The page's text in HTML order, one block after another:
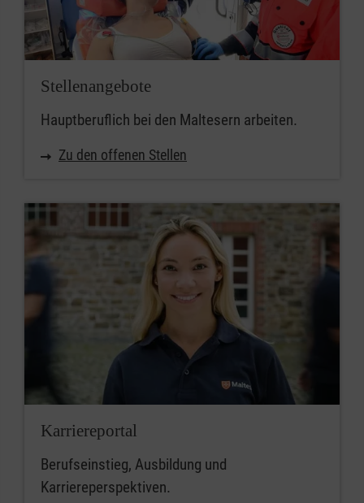
Stellenangebote
Hauptberuflich bei den Maltesern arbeiten.
Zu den offenen Stellen
Karriereportal
Berufseinstieg, Ausbildung und
Karriereperspektiven.